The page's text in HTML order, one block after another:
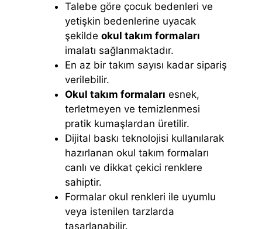
Talebe göre çocuk bedenleri ve
yetişkin bedenlerine uyacak
şekilde okul takım formaları
imalatı sağlanmaktadır.
En az bir takım sayısı kadar sipariş
verilebilir.
Okul takım formaları esnek,
terletmeyen ve temizlenmesi
pratik kumaşlardan üretilir.
Dijital baskı teknolojisi kullanılarak
hazırlanan okul takım formaları
canlı ve dikkat çekici renklere
sahiptir.
Formalar okul renkleri ile uyumlu
veya istenilen tarzlarda
tasarlanabilir.